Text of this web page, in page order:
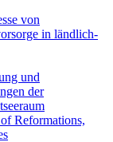
von
in ländlich-
und
der
Reformations,